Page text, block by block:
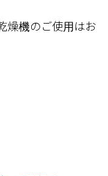
燥機のご使用はお